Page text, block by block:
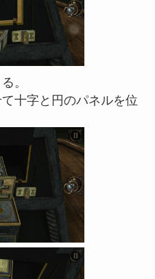
。
十字と円のパネルを位